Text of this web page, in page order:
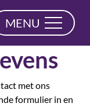
MENU
met ons
formulier in en